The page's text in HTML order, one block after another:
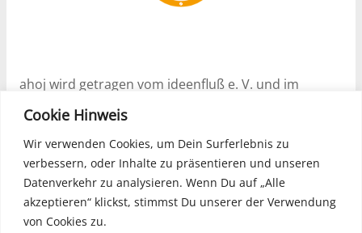
Cookie Hinweis
Wir verwenden Cookies, um Dein Surferlebnis zu
verbessern, oder Inhalte zu präsentieren und unseren
Datenverkehr zu analysieren. Wenn Du auf „Alle
akzeptieren“ klickst, stimmst Du unserer der Verwendung
von Cookies zu.
ahoj wird getragen vom ideenfluß e. V. und im
Stadtentwicklung (ESF) Projekt „Gründer_Zeit!“ – I
(2024 – 2027) unterstützt.
ahoj ist offiziell geförderter Partner im
Förderprogramm Kulturhanse – Regionale